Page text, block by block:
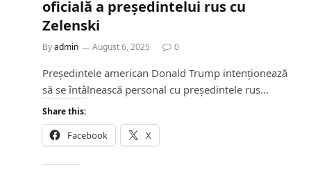
oficială a președintelui rus cu
Zelenski
Byadmin August 6, 2025 0
Președintele american Donald Trump intenționează
să se întâlnească personal cu președintele rus…
Share this:
Facebook X